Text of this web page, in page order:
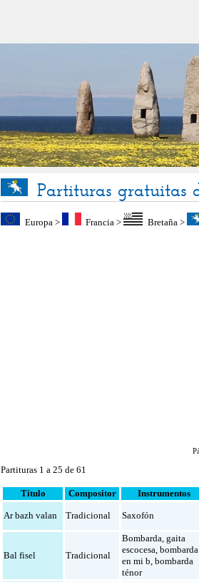
Partituras gratuitas
Europa > Francia > Bretaña >
Partituras 1 a 25 de 61
Título Compositor Instrumentos
Ar bazh valan Tradicional Saxofón
Bal fisel Tradicional
Bombarda ,gaita
escocesa ,bombarda
en mi b ,bombarda
ténor